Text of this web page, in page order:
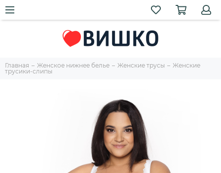
Главная Женское нижнее белье Женские трусы
Женские
трусики-слипы